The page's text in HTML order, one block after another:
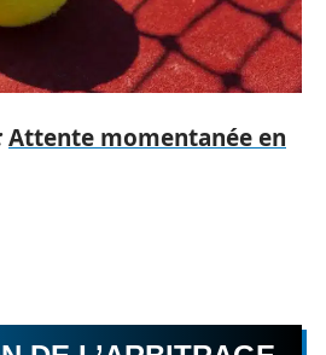
Attente momentanée en